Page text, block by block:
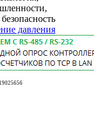
давления